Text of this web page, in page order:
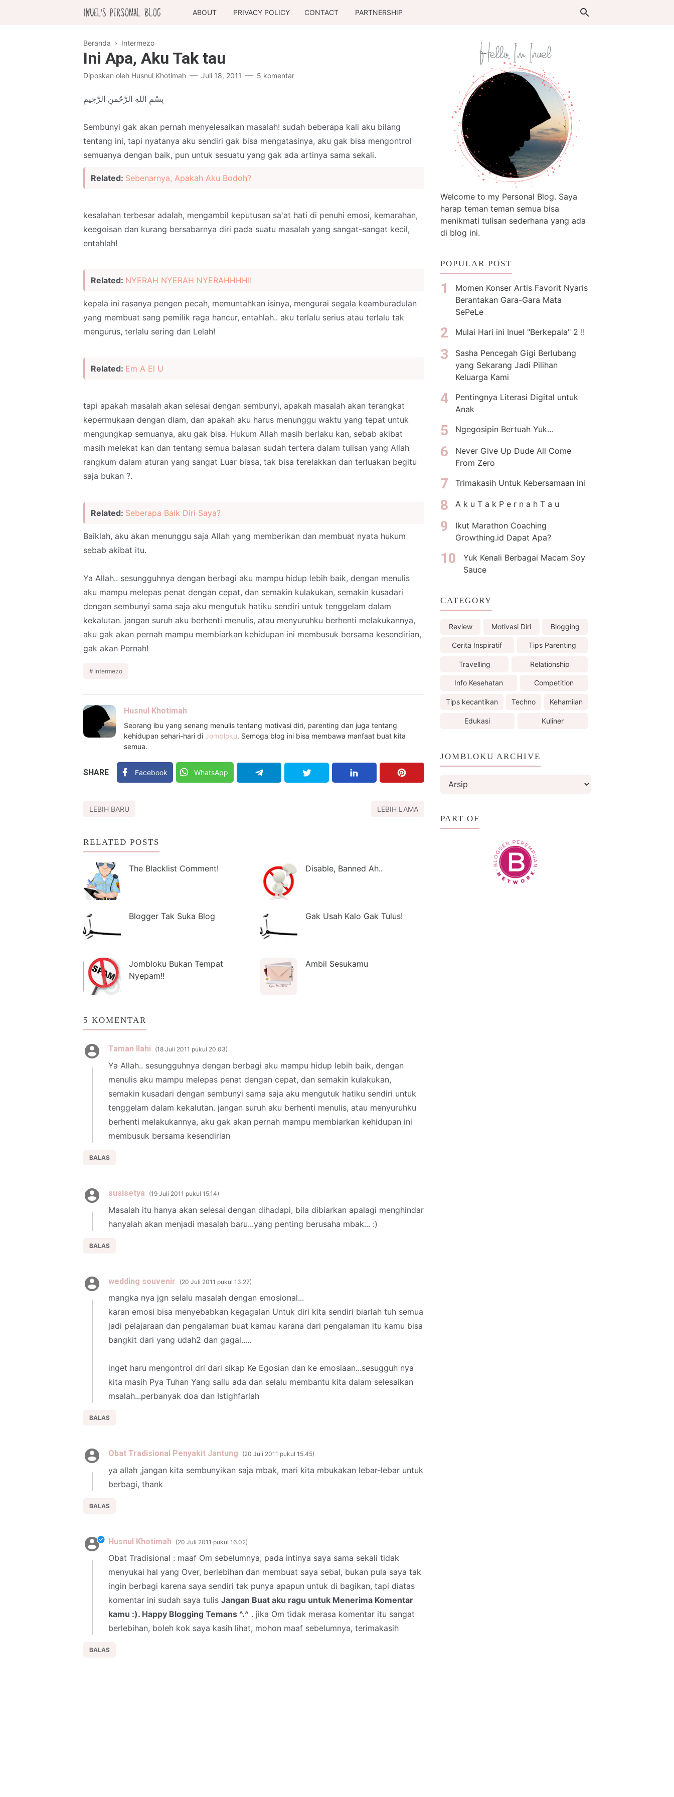
ABOUT PRIVACY POLICY CONTACT PARTNERSHIP
Beranda › Intermezo
Ini Apa, Aku Tak tau
Diposkan oleh Husnul Khotimah Juli 18, 2011 5 komentar
بِسْمِ اللهِ الرَّحْمنِ الرَّحِيمِ
Sembunyi gak akan pernah menyelesaikan masalah! sudah beberapa kali aku bilang
tentang ini, tapi nyatanya aku sendiri gak bisa mengatasinya, aku gak bisa mengontrol
semuanya dengan baik, pun untuk sesuatu yang gak ada artinya sama sekali.
Related: Sebenarnya, Apakah Aku Bodoh?
kesalahan terbesar adalah, mengambil keputusan sa'at hati di penuhi emosi, kemarahan,
keegoisan dan kurang bersabarnya diri pada suatu masalah yang sangat-sangat kecil,
entahlah!
Related: NYERAH NYERAH NYERAHHHH!!
kepala ini rasanya pengen pecah, memuntahkan isinya, mengurai segala keamburadulan
yang membuat sang pemilik raga hancur, entahlah.. aku terlalu serius atau terlalu tak
mengurus, terlalu sering dan Lelah!
Related: Em A El U
tapi apakah masalah akan selesai dengan sembunyi, apakah masalah akan terangkat
kepermukaan dengan diam, dan apakah aku harus menunggu waktu yang tepat untuk
mengungkap semuanya, aku gak bisa. Hukum Allah masih berlaku kan, sebab akibat
masih melekat kan dan tentang semua balasan sudah tertera dalam tulisan yang Allah
rangkum dalam aturan yang sangat Luar biasa, tak bisa terelakkan dan terluakan begitu
saja bukan ?.
Related: Seberapa Baik Diri Saya?
Baiklah, aku akan menunggu saja Allah yang memberikan dan membuat nyata hukum
sebab akibat itu.
Ya Allah.. sesungguhnya dengan berbagi aku mampu hidup lebih baik, dengan menulis
aku mampu melepas penat dengan cepat, dan semakin kulakukan, semakin kusadari
dengan sembunyi sama saja aku mengutuk hatiku sendiri untuk tenggelam dalam
kekalutan. jangan suruh aku berhenti menulis, atau menyuruhku berhenti melakukannya,
aku gak akan pernah mampu membiarkan kehidupan ini membusuk bersama kesendirian,
gak akan Pernah!
Intermezo
Husnul Khotimah
Seorang ibu yang senang menulis tentang motivasi diri, parenting dan juga tentang
kehidupan sehari-hari di Jombloku. Semoga blog ini bisa membawa manfaat buat kita
semua.
SHARE Facebook WhatsApp
LEBIH BARU LEBIH LAMA
RELATED POSTS
The Blacklist Comment! Disable, Banned Ah..
Blogger Tak Suka Blog Gak Usah Kalo Gak Tulus!
Jombloku Bukan Tempat
Nyepam!!
Ambil Sesukamu
5 KOMENTAR
Taman Ilahi 18 Juli 2011 pukul 20.03
Ya Allah.. sesungguhnya dengan berbagi aku mampu hidup lebih baik, dengan
menulis aku mampu melepas penat dengan cepat, dan semakin kulakukan,
semakin kusadari dengan sembunyi sama saja aku mengutuk hatiku sendiri untuk
tenggelam dalam kekalutan. jangan suruh aku berhenti menulis, atau menyuruhku
berhenti melakukannya, aku gak akan pernah mampu membiarkan kehidupan ini
membusuk bersama kesendirian
BALAS
susisetya 19 Juli 2011 pukul 15.14
Masalah itu hanya akan selesai dengan dihadapi, bila dibiarkan apalagi menghindar
hanyalah akan menjadi masalah baru...yang penting berusaha mbak... :)
BALAS
wedding souvenir 20 Juli 2011 pukul 13.27
mangka nya jgn selalu masalah dengan emosional...
karan emosi bisa menyebabkan kegagalan Untuk diri kita sendiri biarlah tuh semua
jadi pelajaraan dan pengalaman buat kamau karana dari pengalaman itu kamu bisa
bangkit dari yang udah2 dan gagal.....
inget haru mengontrol dri dari sikap Ke Egosian dan ke emosiaan...sesugguh nya
kita masih Pya Tuhan Yang sallu ada dan selalu membantu kita dalam selesaikan
msalah...perbanyak doa dan Istighfarlah
BALAS
Obat Tradisional Penyakit Jantung 20 Juli 2011 pukul 15.45
ya allah ,jangan kita sembunyikan saja mbak, mari kita mbukakan lebar-lebar untuk
berbagi, thank
BALAS
Husnul Khotimah 20 Juli 2011 pukul 16.02
Obat Tradisional : maaf Om sebelumnya, pada intinya saya sama sekali tidak
menyukai hal yang Over, berlebihan dan membuat saya sebal, bukan pula saya tak
ingin berbagi karena saya sendiri tak punya apapun untuk di bagikan, tapi diatas
komentar ini sudah saya tulis Jangan Buat aku ragu untuk Menerima Komentar
kamu :). Happy Blogging Temans ^.^ . jika Om tidak merasa komentar itu sangat
berlebihan, boleh kok saya kasih lihat, mohon maaf sebelumnya, terimakasih
BALAS
Welcome to my Personal Blog. Saya
harap teman teman semua bisa
menikmati tulisan sederhana yang ada
di blog ini.
POPULAR POST
Momen Konser Artis Favorit Nyaris
Berantakan Gara-Gara Mata
SePeLe
Mulai Hari ini Inuel "Berkepala" 2 !!
Sasha Pencegah Gigi Berlubang
yang Sekarang Jadi Pilihan
Keluarga Kami
Pentingnya Literasi Digital untuk
Anak
Ngegosipin Bertuah Yuk...
Never Give Up Dude All Come
From Zero
Trimakasih Untuk Kebersamaan ini
A k u T a k P e r n a h T a u
Ikut Marathon Coaching
Growthing.id Dapat Apa?
Yuk Kenali Berbagai Macam Soy
Sauce
CATEGORY
Review Motivasi Diri Blogging
Cerita Inspiratif Tips Parenting
Travelling Relationship
Info Kesehatan Competition
Tips kecantikan Techno Kehamilan
Edukasi Kuliner
JOMBLOKU ARCHIVE
PART OF